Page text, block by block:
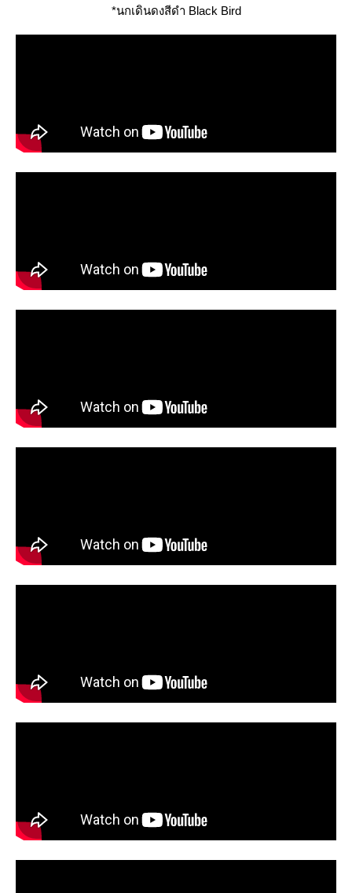
*นกเดินดงสีดำ Black Bird